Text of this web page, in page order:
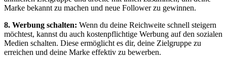
Marke bekannt zu machen und neue Follower zu gewinnen.
8. Werbung schalten: Wenn du deine Reichweite schnell steigern
möchtest, kannst du auch kostenpflichtige Werbung auf den sozialen
Medien schalten. Diese ermöglicht es dir, deine Zielgruppe zu
erreichen und deine Marke effektiv zu bewerben.